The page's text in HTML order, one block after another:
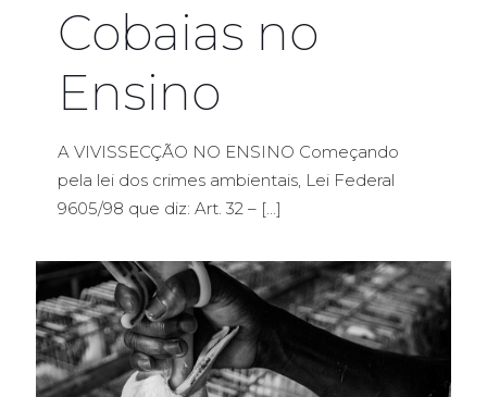
Cobaias no
Ensino
A VIVISSECÇÃO NO ENSINO Começando
pela lei dos crimes ambientais, Lei Federal
9605/98 que diz: Art. 32 – […]